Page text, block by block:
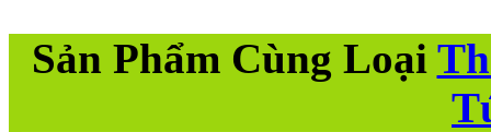
Sản Phẩm Cùng Loại